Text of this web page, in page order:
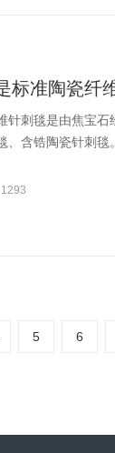
标准陶瓷纤
针刺毯是由焦宝
、含锆陶瓷针刺毯
5 6